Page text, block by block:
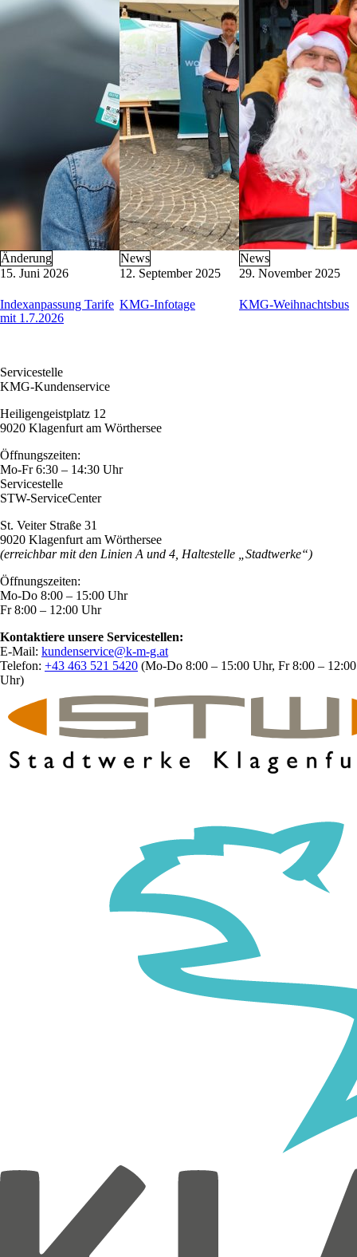
KMG-Busschule
Barrierefreie Mobilität
Busverkehr im Blackout-Fall
Buswerbung
Parkraum-Management
Nützliche Links
KMG-Kundenservice
Heiligengeistplatz 12
9020 Klagenfurt am Wörthersee
Öffnungszeiten: Mo-Fr 6:30 – 14:30 Uhr
E-Mail: kundenservice@k-m-g.at
Telefon:+43 463 521 5420(Mo-Do 8:00 – 15:00 Uhr, Fr 8:00 –
Änderung
15. Juni 2026
Indexanpassung Tarife
mit 1.7.2026
News
12. September 2025
KMG-Infotage
News
29. November 2025
KMG-Weihnachtsbus
Servicestelle
KMG-Kundenservice
Heiligengeistplatz 12
9020 Klagenfurt am Wörthersee
Öffnungszeiten:
Mo-Fr 6:30 – 14:30 Uhr
Servicestelle
STW-ServiceCenter
St. Veiter Straße 31
9020 Klagenfurt am Wörthersee
(erreichbar mit den Linien A und 4, Haltestelle „Stadtwerke“)
Öffnungszeiten:
Mo-Do 8:00 – 15:00 Uhr
Fr 8:00 – 12:00 Uhr
Kontaktiere unsere Servicestellen:
E-Mail: kundenservice@k-m-g.at
Telefon: +43 463 521 5420 (Mo-Do 8:00 – 15:00 Uhr, Fr 8:00 – 12:00
Uhr)